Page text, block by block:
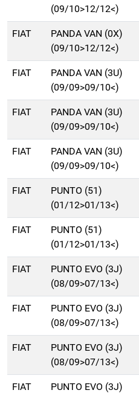
(09/10>12/12<)
FIAT
PANDA VAN (0X)
(09/10>12/12<)
FIAT
PANDA VAN (3U)
(09/09>09/10<)
FIAT
PANDA VAN (3U)
(09/09>09/10<)
FIAT
PANDA VAN (3U)
(09/09>09/10<)
FIAT
PUNTO (51)
(01/12>01/13<)
FIAT
PUNTO (51)
(01/12>01/13<)
FIAT
PUNTO EVO (3J)
(08/09>07/13<)
FIAT
PUNTO EVO (3J)
(08/09>07/13<)
FIAT
PUNTO EVO (3J)
(08/09>07/13<)
FIAT
PUNTO EVO (3J)